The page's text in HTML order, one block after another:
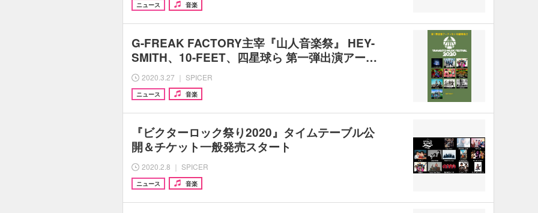
ニュース 音楽
G-FREAK FACTORY主宰『山人音楽祭』 HEY-
SMITH、10-FEET、四星球ら 第一弾出演アー…
2020.3.27 ｜ SPICER
ニュース 音楽
『ビクターロック祭り2020』タイムテーブル公
開＆チケット一般発売スタート
2020.2.8 ｜ SPICER
ニュース 音楽